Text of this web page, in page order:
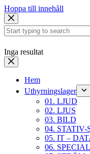
Hoppa till innehåll
Inga resultat
Hem
Uthyrningslager
01. LJUD
02. LJUS
03. BILD
04. STATIV-
05. IT –
06.